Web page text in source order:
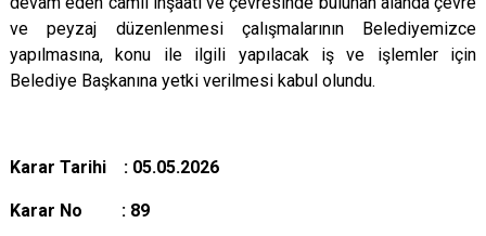
ve peyzaj düzenlenmesi çalışmalarının Belediyemizce
yapılmasına, konu ile ilgili yapılacak iş ve işlemler için
Belediye Başkanına yetki verilmesi kabul olundu.
Karar Tarihi : 05.05.2026
Karar No : 89